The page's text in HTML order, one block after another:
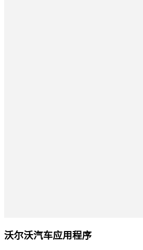
沃尔沃汽车应用程序